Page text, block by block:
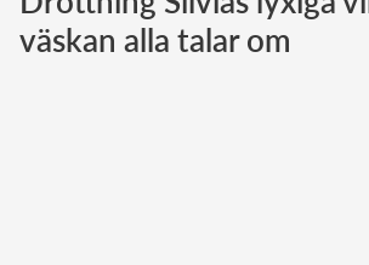
Norska kungahuset
väskan alla talar om